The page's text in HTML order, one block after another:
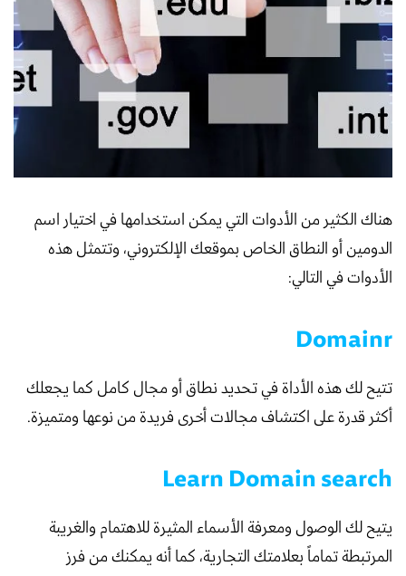
هناك الكثير من الأدوات التي يمكن استخدامها في اختيار اسم
الدومين أو النطاق الخاص بموقعك الإلكتروني، وتتمثل هذه
الأدوات في التالي:
Domainr
تتيح لك هذه الأداة في تحديد نطاق أو مجال كامل كما يجعلك
أكثر قدرة على اكتشاف مجالات أخرى فريدة من نوعها ومتميزة.
Learn Domain search
يتيح لك الوصول ومعرفة الأسماء المثيرة للاهتمام والغريبة
المرتبطة تماماً بعلامتك التجارية، كما أنه يمكنك من فرز